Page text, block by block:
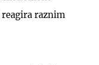
raznim